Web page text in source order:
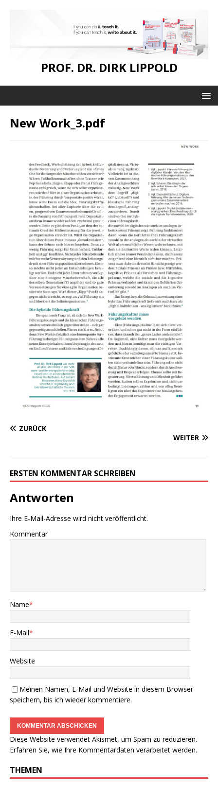
PROF. DR. DIRK LIPPOLD
New Work_3.pdf
ZURÜCK
WEITER
ERSTEN KOMMENTAR SCHREIBEN
Antworten
Ihre E-Mail-Adresse wird nicht veröffentlicht.
Kommentar
Name*
E-Mail*
Website
Meinen Namen, E-Mail und Website in diesem Browser
speichern, bis ich wieder kommentiere.
Diese Website verwendet Akismet, um Spam zu reduzieren.
Erfahren Sie, wie Ihre Kommentardaten verarbeitet werden.
THEMEN